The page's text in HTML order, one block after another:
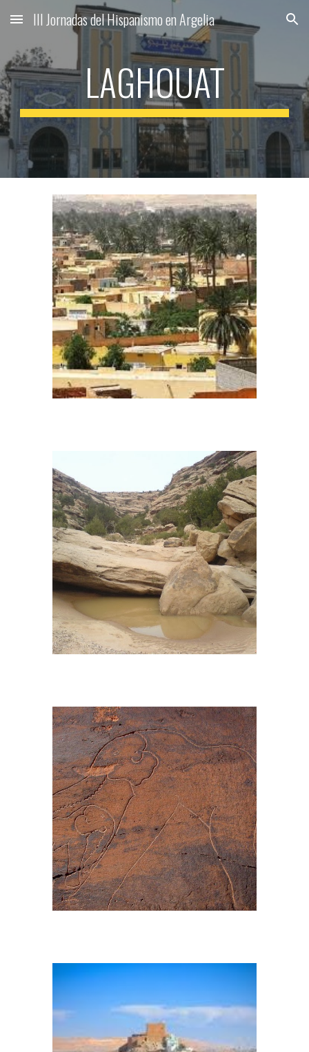
Skip to main content Skip to navigation
III Jornadas del Hispanismo en Argelia
LAGHOUAT